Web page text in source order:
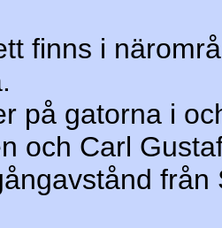
finns i
på gatorna i
och Carl